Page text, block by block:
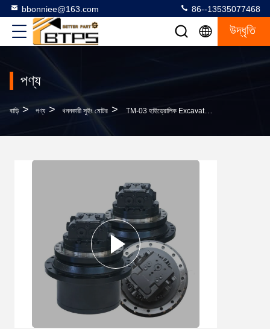
bbonniee@163.com 86--13535077468
উদ্ধৃতি
পণ্য
বাড়ি > পণ্য > খননকারী সুইং মোটর > TM-03 হাইড্রোলিক Excavator ফাইনাল ড্রাইভ ভ্রমণ মোটর DX255 170401-00038A